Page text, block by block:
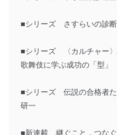
■シリーズ さすらいの診
■シリーズ 〈カルチャー〉
歌舞伎に学ぶ成功の「型
■シリーズ 伝説の合格者
研一
■新連載 継ぐこと，つな